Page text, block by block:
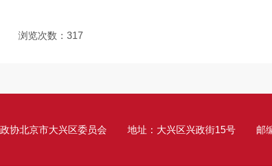
浏览次数： 317
政协北京市大兴区委员会 地址：大兴区兴政街15号 邮